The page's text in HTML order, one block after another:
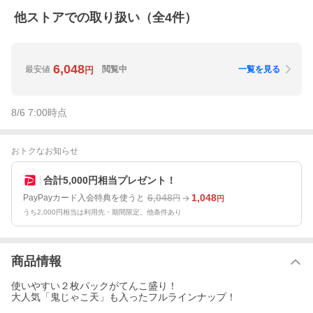
他ストアでの取り扱い（全4件）
最安値 6,048円 閲覧中 一覧を見る
8/6 7:00時点
おトクなお知らせ
合計5,000円相当プレゼント！
PayPayカード入会特典を使うと 6,048円 1,048円
うち2,000円相当は利用先・期間限定。他条件あり
商品情報
使いやすい２枚パックがてんこ盛り！
大人気「鬼じゃこ天」も入ったフルラインナップ！